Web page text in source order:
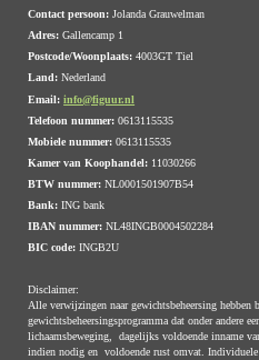
Contact persoon:Jolanda Grauwelman
Adres:Gallencamp 1
Postcode/Woonplaats:4003GT Tiel
Land:Nederland
Email:info@figuur.nl
Telefoon nummer:0613115535
Mobiele nummer:0613115535
Kamer van Koophandel: 11030266
BTW nummer:NL0001501907B54
Bank:ING bank
IBAN nummer:NL48INGB0004502284
BIC code:INGB2U
Disclaimer:
Alle verwijzingen naar gewichtsbeheersing
gewichtsbeheersingsprogramma dat onder andere
lichaamsbeweging, dagelijks voldoende inname
indien nodig en voldoende rust omvat.